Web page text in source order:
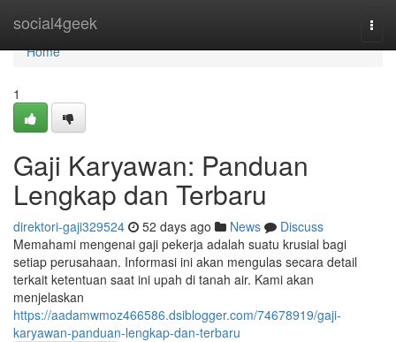
social4geek
Home
Home
1
Gaji Karyawan: Panduan
Lengkap dan Terbaru
direktori-gaji329524 52 days ago News
Discuss
Memahami mengenai gaji pekerja adalah suatu krusial bagi
setiap perusahaan. Informasi ini akan mengulas secara detail
terkait ketentuan saat ini upah di tanah air. Kami akan
menjelaskan
https://aadamwmoz466586.dsiblogger.com/74678919/gaji-
karyawan-panduan-lengkap-dan-terbaru